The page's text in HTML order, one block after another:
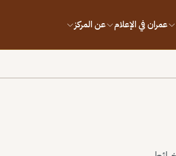
عمران في الإعلام عن المركز